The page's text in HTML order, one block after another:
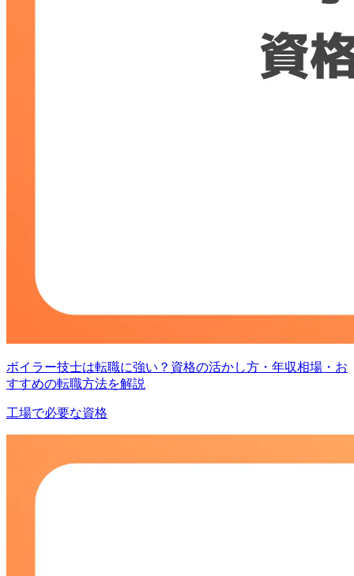
ボイラー技士は転職に強い？資格の活かし方・年収相場・お
すすめの転職方法を解説
工場で必要な資格